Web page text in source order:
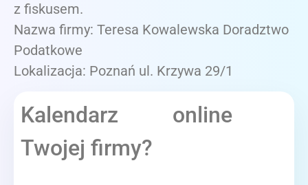
z fiskusem.
Nazwa firmy: Teresa Kowalewska Doradztwo
Podatkowe
Lokalizacja: Poznań ul. Krzywa 29/1
Kalendarz online
Twojej firmy?